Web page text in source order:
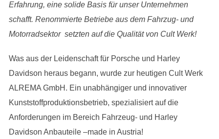
Erfahrung, eine solide Basis für unser Unternehmen
schafft. Renommierte Betriebe aus dem Fahrzug- und
Motorradsektor setzten auf die Qualität von Cult Werk!
Was aus der Leidenschaft für Porsche und Harley
Davidson heraus begann, wurde zur heutigen Cult Werk
ALREMA GmbH. Ein unabhängiger und innovativer
Kunststoffproduktionsbetrieb, spezialisiert auf die
Anforderungen im Bereich Fahrzeug- und Harley
Davidson Anbauteile –made in Austria!